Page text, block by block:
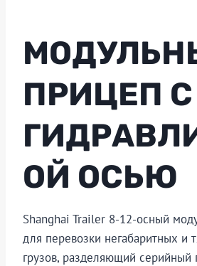
ПРИЦЕП С
ОЙ ОСЬЮ
Shanghai Trailer 8-12-осный
для перевозки негабаритных и
грузов, разделяющий серийный